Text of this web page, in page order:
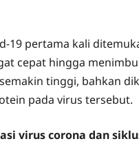
19 pertama kali
cepat hingga
tinggi, bahkan
pada virus tersebut.
virus corona dan